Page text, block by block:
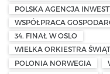
POLSKA AGENCJA
WSPÓŁPRACA
34. FINAŁ W OSLO
WIELKA ORKIESTRA
POLONIA NORWEGIA